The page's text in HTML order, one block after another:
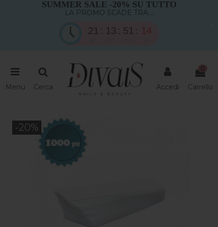
SUMMER SALE -20% SU TUTTO
LA PROMO SCADE TRA....
21 13 51 13
Menu Cerca Accedi
0
Carrello
-20%